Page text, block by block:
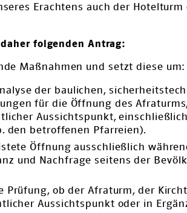
Erachtens auch der
folgenden Antrag:
Maßnahmen und setzt diese um:
der baulichen,
für die Öffnung des
Aussichtspunkt,
den betroffenen Pfarreien).
Öffnung ausschließlich
und Nachfrage seitens der
Prüfung, ob der Afraturm, der
Aussichtspunkt oder in